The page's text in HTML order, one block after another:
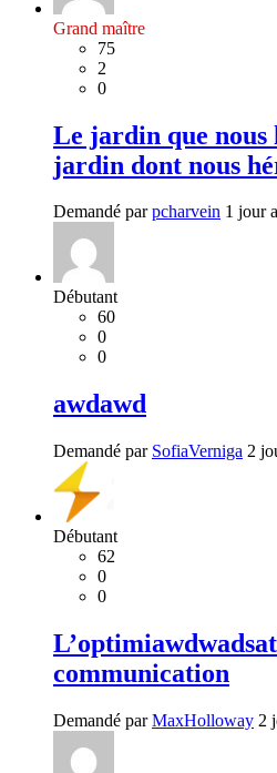
Grand maître
75
2
0
Le jardin que nous
jardin dont nous
Demandé parpcharvein 1 jour
Débutant
60
0
0
awdawd
Demandé par SofiaVerniga 2
Débutant
62
0
0
communication
Demandé parMaxHolloway 2